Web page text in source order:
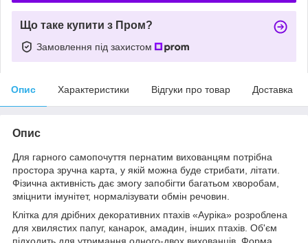
Що таке купити з Пром?
Замовлення під захистом
Опис Характеристики Відгуки про товар Доставка
Опис
Для гарного самопочуття пернатим вихованцям потрібна
простора зручна карта, у якій можна буде стрибати, літати.
Фізична активність дає змогу запобігти багатьом хворобам,
зміцнити імунітет, нормалізувати обмін речовин.
Клітка для дрібних декоративних птахів «Ауріка» розроблена
для хвилястих папуг, канарок, амадин, інших птахів. Об'єм
підходить для утримання одного-двох вихованців. Форма